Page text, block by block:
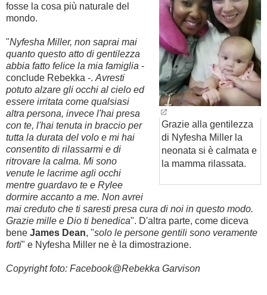
Grazie alla gentilezza
di Nyfesha Miller la
neonata si è calmata e
la mamma rilassata.
fosse la cosa più naturale del
mondo.
"Nyfesha Miller, non saprai mai
quanto questo atto di gentilezza
abbia fatto felice la mia famiglia -
conclude Rebekka -. Avresti
potuto alzare gli occhi al cielo ed
essere irritata come qualsiasi
altra persona, invece l'hai presa
con te, l'hai tenuta in braccio per
tutta la durata del volo e mi hai
consentito di rilassarmi e di
ritrovare la calma. Mi sono
venute le lacrime agli occhi
mentre guardavo te e Rylee
dormire accanto a me. Non avrei
mai creduto che ti saresti presa cura di noi in questo modo.
Grazie mille e Dio ti benedica". D'altra parte, come diceva
bene James Dean, "solo le persone gentili sono veramente
forti" e Nyfesha Miller ne è la dimostrazione.
Copyright foto: Facebook@Rebekka Garvison